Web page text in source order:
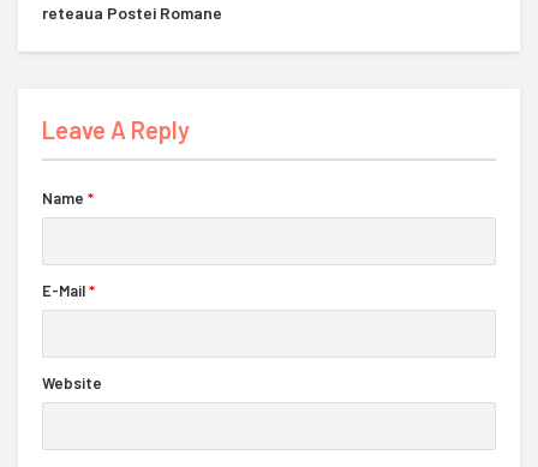
reteaua Postei Romane
Leave A Reply
Name *
E-Mail*
Website